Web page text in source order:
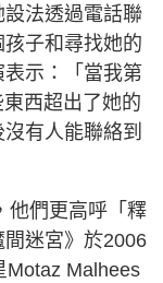
法透過電話聯
子和尋找她的
示：「當我第
西超出了她的
有人能聯絡到
他們更高呼「釋
迷宮》於2006
Motaz Malhees